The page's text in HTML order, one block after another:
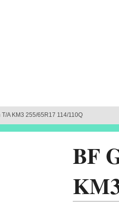
A KM3 255/65R17 114/110Q
BF